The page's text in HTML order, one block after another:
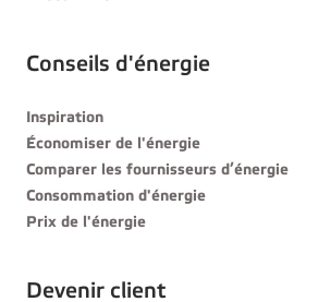
Conseils d'énergie
Inspiration
Économiser de l'énergie
Comparer les fournisseurs d’énergie
Consommation d'énergie
Prix de l'énergie
Devenir client